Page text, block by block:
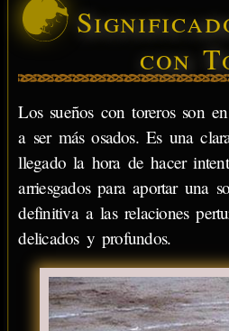
con
Los sueños con toreros son
a ser más osados. Es una
llegado la hora de hacer
arriesgados para aportar una
definitiva a las relaciones
delicados y profundos.